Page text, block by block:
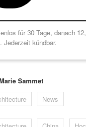
für 30 Tage, danach
Jederzeit kündbar.
Sammet
News